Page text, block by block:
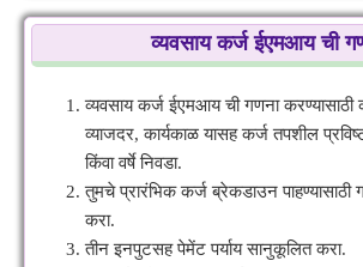
व्यवसाय कर्ज ईएमआय ची
व्यवसाय कर्ज ईएमआय ची गणना करण्यासाठी
व्याजदर, कार्यकाळ यासह कर्ज तपशील
किंवा वर्षे निवडा.
तुमचे प्रारंभिक कर्ज ब्रेकडाउन पाहण्यासाठी
करा.
तीन इनपुटसह पेमेंट पर्याय सानुकूलित करा.